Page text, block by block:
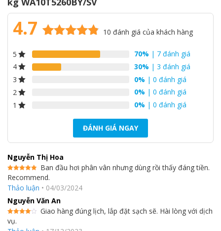
Lưu Giữ Hương Thơm Bền
Lâu
Công Nghệ Deep Softener
Công nghệ Deep Softener tối ưu quy trình xả, giúp lưu giữ hương
thơm bền lâu hơn với cùng một lượng nước xả vải.
4.7
dựa trên
đánh giá
10 đánh giá của khách hàng
5 70% | 7 đánh giá
4
30% | 3 đánh giá
3
0% | 0 đánh giá
2
0% | 0 đánh giá
1
0% | 0 đánh giá
ĐÁNH GIÁ NGAY
Nguyễn Thị Hoa
Được xếp
hạng5 5
sao
Ban đầu hơi phân vân nhưng dùng rồi thấy đáng tiền.
Recommend.
Thảo luận • 04/03/2024
Nguyễn Văn An
Được
xếp hạng
Giao hàng đúng lịch, lắp đặt sạch sẽ. Hài lòng với dịch
vụ.